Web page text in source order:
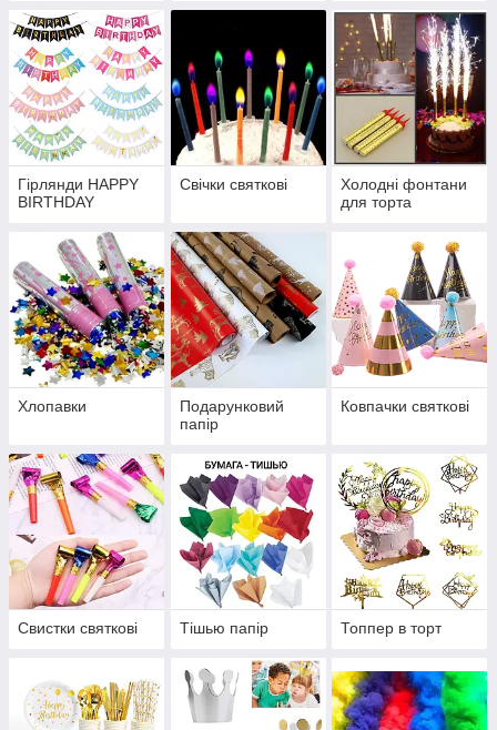
Гірлянди HAPPY
BIRTHDAY
Свічки святкові
Холодні фонтани
для торта
Хлопавки
Подарунковий
папір
Ковпачки святкові
Свистки святкові Тішью папір Топпер в торт